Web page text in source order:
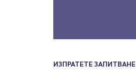
ИЗПРАТЕТЕ ЗАПИТВАНЕ